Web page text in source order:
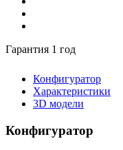
Гарантия 1 год
Конфигуратор
Характеристики
3D модели
Конфигуратор